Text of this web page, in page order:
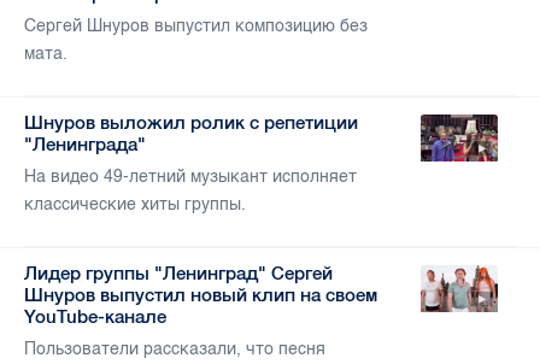
Сергей Шнуров выпустил композицию без
мата.
Шнуров выложил ролик с репетиции
"Ленинграда"
На видео 49-летний музыкант исполняет
классические хиты группы.
Лидер группы "Ленинград" Сергей
Шнуров выпустил новый клип на своем
YouTube-канале
Пользователи рассказали, что песня